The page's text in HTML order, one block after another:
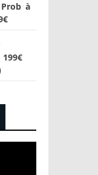
Prob à